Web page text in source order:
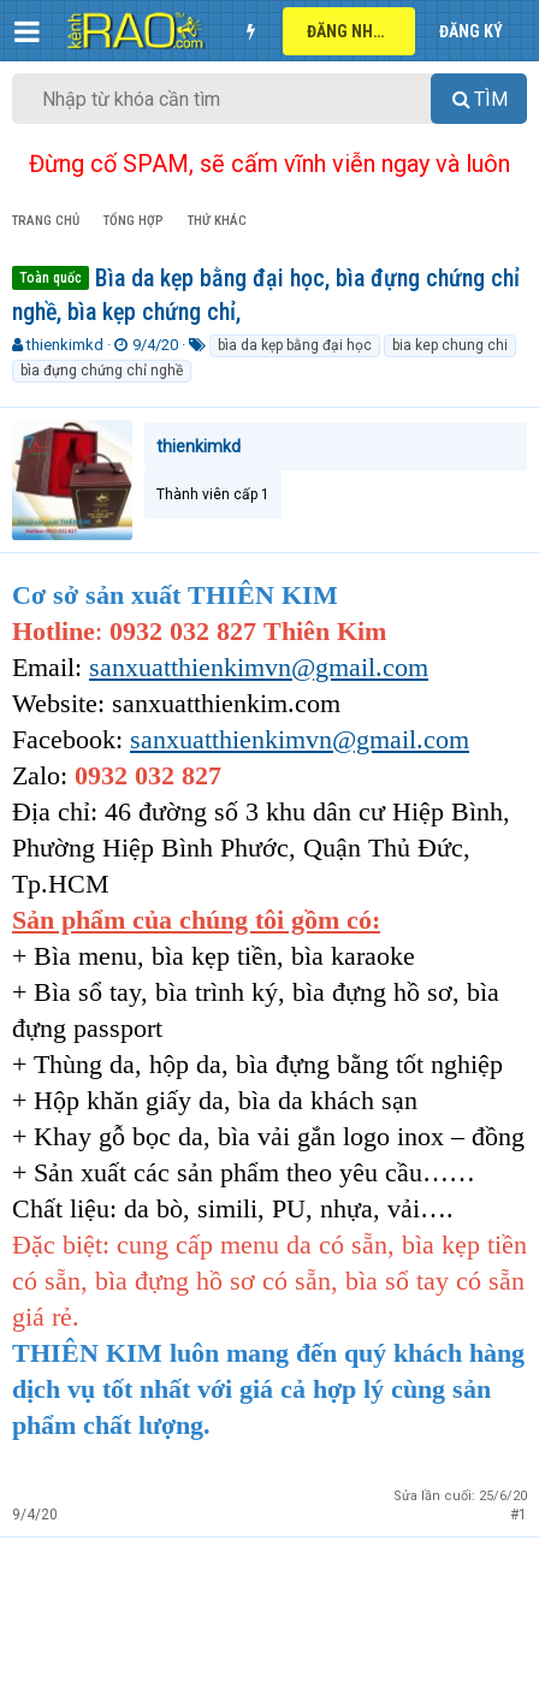
ĐĂNG NHẬP ĐĂNG KÝ
TÌM
Đừng cố SPAM, sẽ cấm vĩnh viễn ngay và luôn
TRANG CHỦ TỔNG HỢP THỨ KHÁC
Toàn quốc
Bìa da kẹp bằng đại học, bìa đựng chứng chỉ
nghề, bìa kẹp chứng chỉ,
T
h
r
e
a
d
t
a
r
r
thienkimkd
N
g
à
y
9/4/20
h
a
bìa da kẹp bằng đại học
bia kep chung chi
bìa đựng chứng chỉ nghề
thienkimkd
Thành viên cấp 1
Cơ sở sản xuất THIÊN KIM
Hotline: 0932 032 827 Thiên Kim
Email: sanxuatthienkimvn@gmail.com
Website: sanxuatthienkim.com
Facebook: sanxuatthienkimvn@gmail.com
Zalo: 0932 032 827
Địa chỉ: 46 đường số 3 khu dân cư Hiệp Bình,
Phường Hiệp Bình Phước, Quận Thủ Đức,
Tp.HCM
Sản phẩm của chúng tôi gồm có:
+ Bìa menu, bìa kẹp tiền, bìa karaoke
+ Bìa sổ tay, bìa trình ký, bìa đựng hồ sơ, bìa
đựng passport
+ Thùng da, hộp da, bìa đựng bằng tốt nghiệp
+ Hộp khăn giấy da, bìa da khách sạn
+ Khay gỗ bọc da, bìa vải gắn logo inox – đồng
+ Sản xuất các sản phẩm theo yêu cầu……
Chất liệu: da bò, simili, PU, nhựa, vải….
Đặc biệt: cung cấp menu da có sẵn, bìa kẹp tiền
có sẵn, bìa đựng hồ sơ có sẵn, bìa sổ tay có sẵn
giá rẻ.
THIÊN KIM luôn mang đến quý khách hàng
dịch vụ tốt nhất với giá cả hợp lý cùng sản
phẩm chất lượng.
Sửa lần cuối: 25/6/20
9/4/20 #1